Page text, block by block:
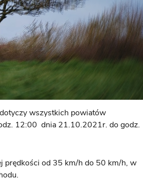
wszystkich powiatów
12:00 dnia 21.10.2021r. do godz.
prędkości od 35 km/h do 50 km/h, w